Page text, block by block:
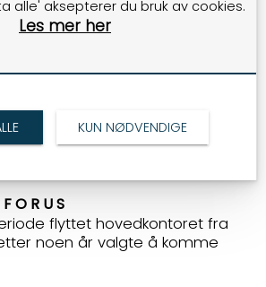
med den enkelte, men
gjøre en forskjell. Vi forplikter
etablert i 2013. I dag har de
drift med vekst har ført til en
for selskapet. De har
på Forus, til tre kontorer
flyttet hovedkontoret fra
noen år valgte å komme
alle' aksepterer du bruk av cookies.
Les mer her
KUN NØDVENDIGE